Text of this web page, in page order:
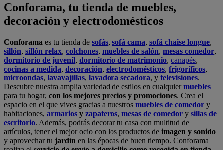
Conforama, tu tienda de muebles,
decoración y electrodomésticos
Conforama es tu tienda de sofás, sofá cama, sofá chaise longue,
sillón, sillón relax, colchones, muebles de salón, mesas comedor,
dormitorio de juvenil, dormitorio de matrimonio, canapés,
cocinas a medida, decoración, electrodomésticos, frigoríficos,
microondas, lavavajillas, lavadora secadora, y televisiones.
Descubre nuestra amplia variedad de estilos en cualquiermuebles
para tu hogar, con los mejores precios y promociones. Crea el
espacio en el que vives gracias a nuestros muebles de comedor y
habitaciones, armarios y zapateros, mesas de comedor y sillas de
escritorio. Además, podrás decorar tu casa con multitud de
artículos, tener el mejor ocio con los productos de imagen y sonido
y aprovechar tu jardín en las épocas de buen tiempo. Conforama